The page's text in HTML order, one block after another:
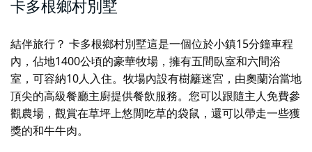
卡多根鄉村別墅
結伴旅行？ 卡多根鄉村別墅這是一個位於小鎮15分鐘車程
內，佔地1400公頃的豪華牧場，擁有五間臥室和六間浴
室，可容納10人入住。牧場內設有樹籬迷宮，由奧蘭治當地
頂尖的高級餐廳主廚提供餐飲服務。您可以跟隨主人免費參
觀農場，觀賞在草坪上悠閒吃草的袋鼠，還可以帶走一些獲
獎的和牛牛肉。